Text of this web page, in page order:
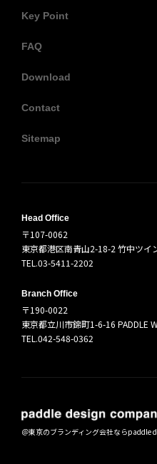
Key Point
FAQ
Download
Contact
Sitemap
Head Office
〒107-0062
東京都港区南青山2-18-2 竹中ツイ
TEL.03-5411-2202
Branch Office
〒190-0022
東京都立川市錦町1-6-16 PADDLE
TEL.042-548-0362
＠東京のブランディング会社ならpaddle